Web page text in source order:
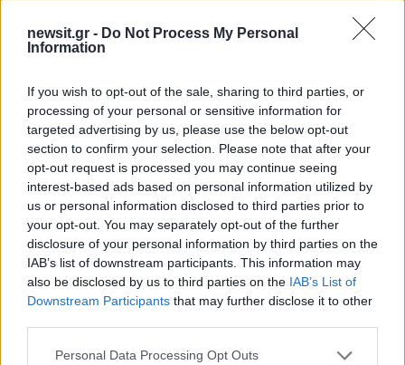
newsit.gr - Do Not Process My Personal
Information
If you wish to opt-out of the sale, sharing to third parties, or
processing of your personal or sensitive information for
targeted advertising by us, please use the below opt-out
section to confirm your selection. Please note that after your
opt-out request is processed you may continue seeing
interest-based ads based on personal information utilized by
us or personal information disclosed to third parties prior to
your opt-out. You may separately opt-out of the further
disclosure of your personal information by third parties on the
IAB’s list of downstream participants. This information may
also be disclosed by us to third parties on the IAB’s List of
Downstream Participants that may further disclose it to other
Please note that this website/app uses one or more Google
Personal Data Processing Opt Outs
ενημερωθείτε πρώτοι για όλη την ειδησεογραφία και τα
τελευταία νέα
Πιο δημοφιλή
1 Κωνσταντίνος Αργυρός και Αλεξάνδρα
Νίκα κάνουν διακοπές με πολυτελές γιοτ
με τα δύο παιδιά τους
2Η Άννα Βίσση ξετρελάθηκε με μπάντα που
έπαιζε Τσιτσάνη στο Φισκάρδο και τους
πρότεινε συνεργασία
3Θρήνος για τον Λιονέλ Μέσι – Πέθανε ο
πατέρας του, Χόρχε